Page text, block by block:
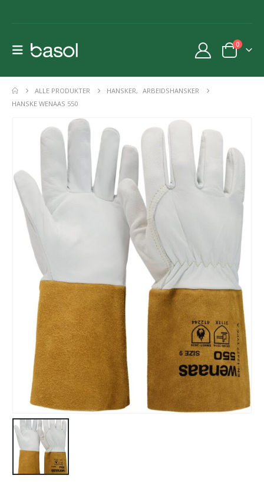
0
ALLE PRODUKTER HANSKER,
ARBEIDSHANSKER
HANSKE WENAAS 550